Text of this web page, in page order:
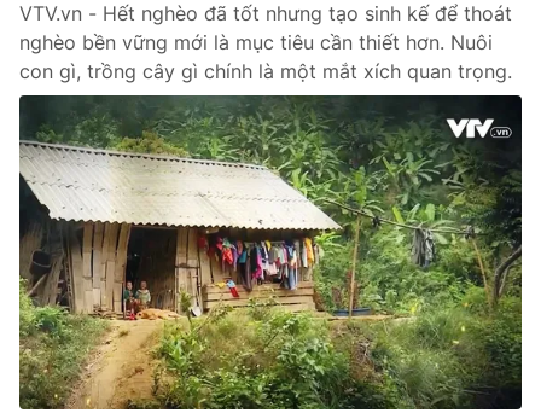
Phim VTV
Hậu trường
Nhân vật
Khán giả
Giải sao mai
Giải trí
Điện ảnh
Âm nhạc
Sao
Đời sống
Du lịch
Làm đẹp
Chất lượng cuộc sống
Giáo dục
Tuyển sinh
Học trực tuyến
Công nghệ
Hitech Công nghệ tương lai
Sản phẩm
Thị trường
Giao lưu trực tuyến
Lịch phát sóng
VTV.vn - Hết nghèo đã tốt nhưng tạo sinh kế để thoát
nghèo bền vững mới là mục tiêu cần thiết hơn. Nuôi
con gì, trồng cây gì chính là một mắt xích quan trọng.